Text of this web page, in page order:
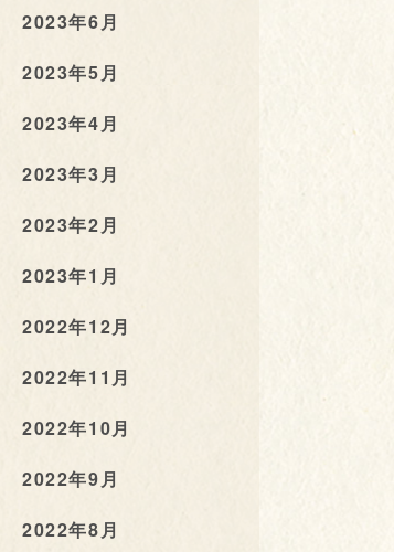
2023年6月
2023年5月
2023年4月
2023年3月
2023年2月
2023年1月
2022年12月
2022年11月
2022年10月
2022年9月
2022年8月